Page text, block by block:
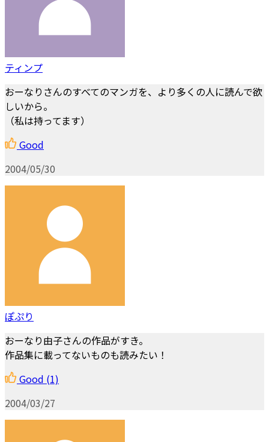
ティンプ
おーなりさんのすべてのマンガを、より多くの人に読んで欲
しいから。
（私は持ってます）
Good
2004/05/30
ぽぷり
おーなり由子さんの作品がすき。
作品集に載ってないものも読みたい！
Good (1)
2004/03/27